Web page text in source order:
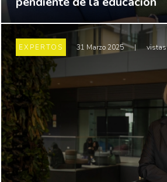
EXPERTOS 31 Marzo 2025 | vistas